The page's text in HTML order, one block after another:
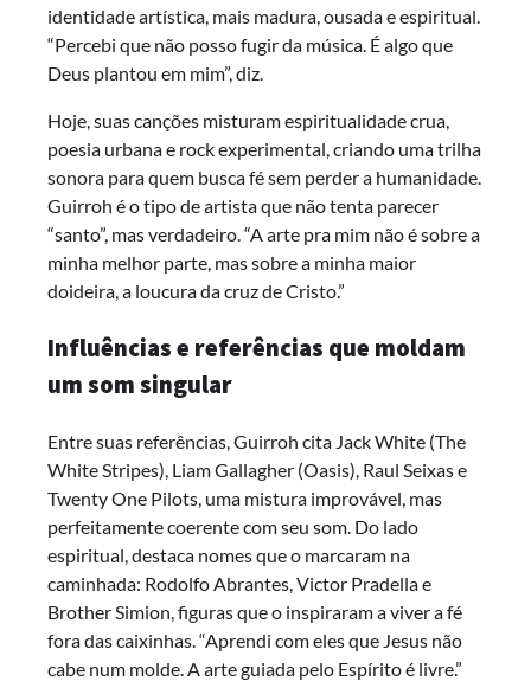
identidade artística, mais madura, ousada e espiritual.
“Percebi que não posso fugir da música. É algo que
Deus plantou em mim”, diz.
Hoje, suas canções misturam espiritualidade crua,
poesia urbana e rock experimental, criando uma trilha
sonora para quem busca fé sem perder a humanidade.
Guirroh é o tipo de artista que não tenta parecer
“santo”, mas verdadeiro. “A arte pra mim não é sobre a
minha melhor parte, mas sobre a minha maior
doideira, a loucura da cruz de Cristo.”
Influências e referências que moldam
um som singular
Entre suas referências, Guirroh cita Jack White (The
White Stripes), Liam Gallagher (Oasis), Raul Seixas e
Twenty One Pilots, uma mistura improvável, mas
perfeitamente coerente com seu som. Do lado
espiritual, destaca nomes que o marcaram na
caminhada: Rodolfo Abrantes, Victor Pradella e
Brother Simion, figuras que o inspiraram a viver a fé
fora das caixinhas. “Aprendi com eles que Jesus não
cabe num molde. A arte guiada pelo Espírito é livre.”